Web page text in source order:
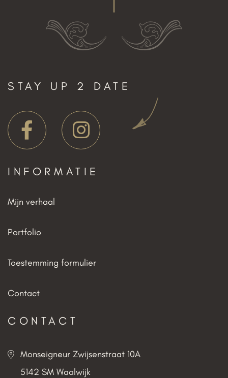
STAY UP 2 DATE
INFORMATIE
Mijn verhaal
Portfolio
Toestemming formulier
Contact
CONTACT
Monseigneur Zwijsenstraat 10A
5142 SM Waalwijk